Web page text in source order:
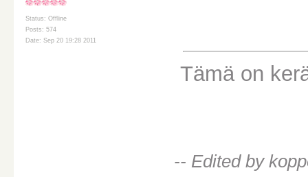
Status: Offline
Posts: 574
Date: Sep 20 19:28 2011
Tämä on
-- Edited by